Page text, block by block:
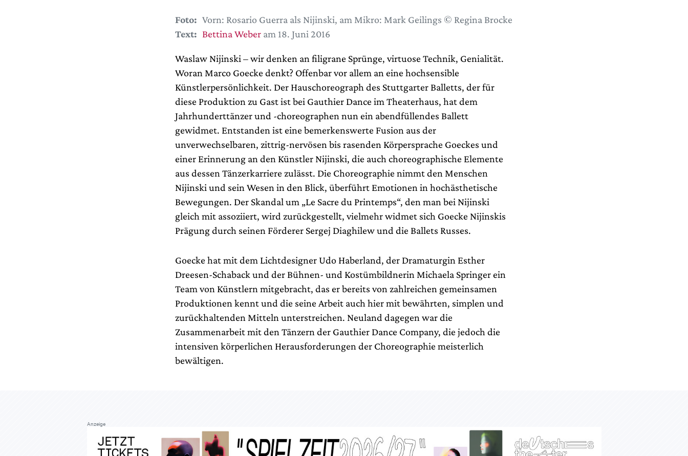
Foto: Vorn: Rosario Guerra als Nijinski, am Mikro: Mark Geilings © Regina Brocke
Text: Bettina Weberam 18. Juni 2016
Waslaw Nijinski – wir denken an filigrane Sprünge, virtuose Technik, Genialität.
Woran Marco Goecke denkt? Offenbar vor allem an eine hochsensible
Künstlerpersönlichkeit. Der Hauschoreograph des Stuttgarter Balletts, der für
diese Produktion zu Gast ist bei Gauthier Dance im Theaterhaus, hat dem
Jahrhunderttänzer und -choreographen nun ein abendfüllendes Ballett
gewidmet. Entstanden ist eine bemerkenswerte Fusion aus der
unverwechselbaren, zittrig-nervösen bis rasenden Körpersprache Goeckes und
einer Erinnerung an den Künstler Nijinski, die auch choreographische Elemente
aus dessen Tänzerkarriere zulässt. Die Choreographie nimmt den Menschen
Nijinski und sein Wesen in den Blick, überführt Emotionen in hochästhetische
Bewegungen. Der Skandal um „Le Sacre du Printemps“, den man bei Nijinski
gleich mit assoziiert, wird zurückgestellt, vielmehr widmet sich Goecke Nijinskis
Prägung durch seinen Förderer Sergej Diaghilew und die Ballets Russes.
Goecke hat mit dem Lichtdesigner Udo Haberland, der Dramaturgin Esther
Dreesen-Schaback und der Bühnen- und Kostümbildnerin Michaela Springer ein
Team von Künstlern mitgebracht, das er bereits von zahlreichen gemeinsamen
Produktionen kennt und die seine Arbeit auch hier mit bewährten, simplen und
zurückhaltenden Mitteln unterstreichen. Neuland dagegen war die
Zusammenarbeit mit den Tänzern der Gauthier Dance Company, die jedoch die
intensiven körperlichen Herausforderungen der Choreographie meisterlich
bewältigen.
Anzeige